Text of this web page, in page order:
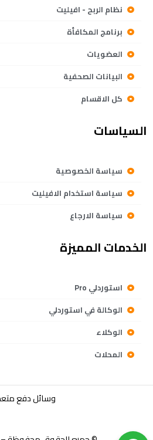
نظام الربح - افيليت
برنامج المكافأة
العضويات
البيانات الصحفية
كل الاقسام
السياسات
سياسة الخصوصية
سياسة استخدام الافيليت
سياسة الارجاع
الخدمات المميزة
استوردلي Pro
الوكالة في استوردلي
الوكلاء
المحلات
وسائل دفع